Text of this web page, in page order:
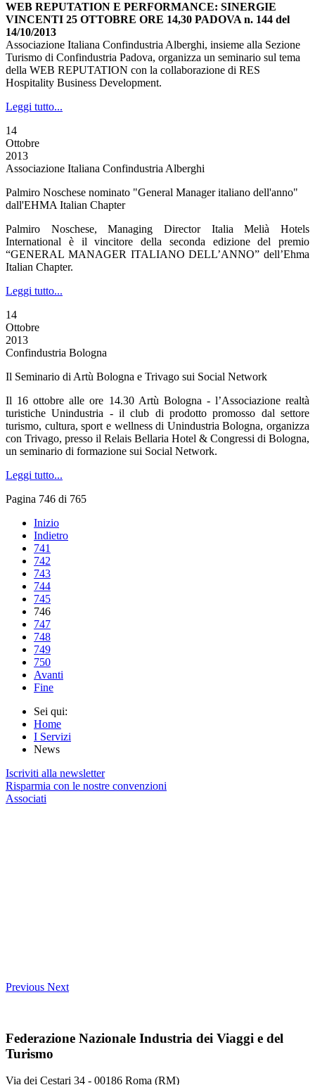
WEB REPUTATION E PERFORMANCE: SINERGIE
VINCENTI 25 OTTOBRE ORE 14,30 PADOVA n. 144 del
14/10/2013
Associazione Italiana Confindustria Alberghi, insieme alla Sezione
Turismo di Confindustria Padova, organizza un seminario sul tema
della WEB REPUTATION con la collaborazione di RES
Hospitality Business Development.
Leggi tutto...
14
Ottobre
2013
Associazione Italiana Confindustria Alberghi
Palmiro Noschese nominato "General Manager italiano dell'anno"
dall'EHMA Italian Chapter
Palmiro Noschese, Managing Director Italia Melià Hotels
International è il vincitore della seconda edizione del premio
“GENERAL MANAGER ITALIANO DELL’ANNO” dell’Ehma
Italian Chapter.
Leggi tutto...
14
Ottobre
2013
Confindustria Bologna
Il Seminario di Artù Bologna e Trivago sui Social Network
Il 16 ottobre alle ore 14.30 Artù Bologna - l’Associazione realtà
turistiche Unindustria - il club di prodotto promosso dal settore
turismo, cultura, sport e wellness di Unindustria Bologna, organizza
con Trivago, presso il Relais Bellaria Hotel & Congressi di Bologna,
un seminario di formazione sui Social Network.
Leggi tutto...
Pagina 746 di 765
Inizio
Indietro
741
742
743
744
745
746
747
748
749
750
Avanti
Fine
Sei qui:
Home
I Servizi
News
Iscriviti alla newsletter
Risparmia con le nostre convenzioni
Associati
Previous Next
Federazione Nazionale Industria dei Viaggi e del
Turismo
Via dei Cestari 34 - 00186 Roma (RM)